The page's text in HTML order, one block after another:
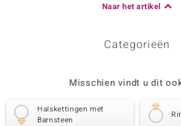
Naar het artikel
Categorieën
Misschien vindt u dit
Halskettingen met
Barnsteen